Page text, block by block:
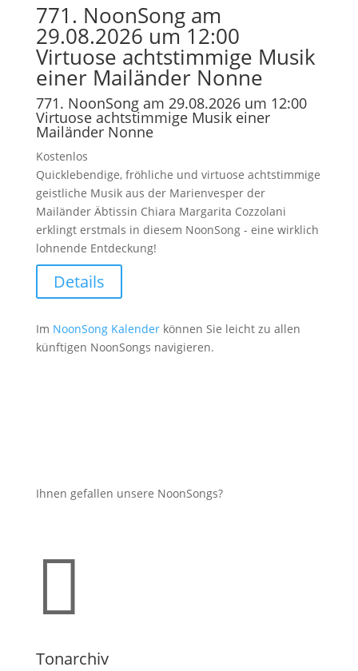
771. NoonSong am
29.08.2026 um 12:00
Virtuose achtstimmige Musik
einer Mailänder Nonne
771. NoonSong am 29.08.2026 um 12:00
Virtuose achtstimmige Musik einer
Mailänder Nonne
Kostenlos
Quicklebendige, fröhliche und virtuose achtstimmige
geistliche Musik aus der Marienvesper der
Mailänder Äbtissin Chiara Margarita Cozzolani
erklingt erstmals in diesem NoonSong - eine wirklich
lohnende Entdeckung!
Details
Im NoonSong Kalenderkönnen Sie leicht zu allen
künftigen NoonSongs navigieren.
Ihnen gefallen unsere NoonSongs?

Tonarchiv